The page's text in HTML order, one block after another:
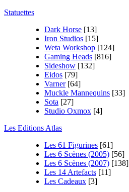
Statuettes
Dark Horse [13]
Iron Studios [15]
Weta Workshop [124]
Gaming Heads [816]
Sideshow [132]
Eidos [79]
Varner [64]
Muckle Mannequins [33]
Sota [27]
Studio Oxmox [4]
Les Editions Atlas
Les 61 Figurines [61]
Les 6 Scènes (2005) [56]
Les 6 Scènes (2007) [138]
Les 14 Artefacts [11]
Les Cadeaux [3]